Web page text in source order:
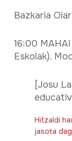
Bazkaria
16:00
Eskolak).
[Josu
Hitzaldi
jasota